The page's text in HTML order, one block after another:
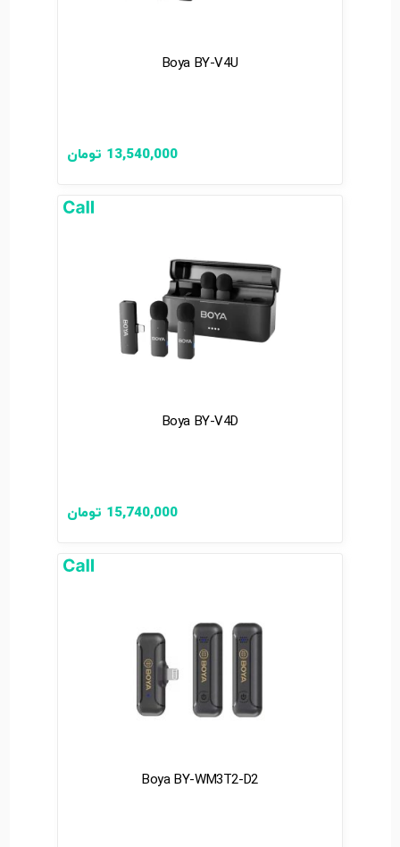
Boya BY-V4U
13,540,000 تومان
Boya BY-V4D
15,740,000 تومان
Boya BY-WM3T2-D2